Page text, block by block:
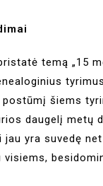
temą „15
šiems
daugelį metų
yra suvedę